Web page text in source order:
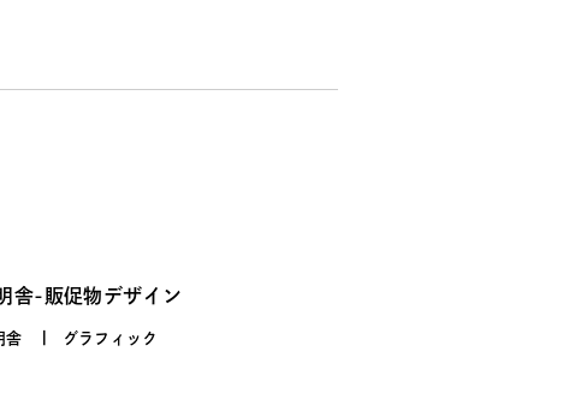
舎-販促物デザイン
舎 グラフィック